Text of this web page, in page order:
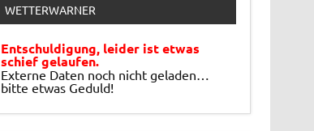
WETTERWARNER
Entschuldigung, leider ist etwas
schief gelaufen.
Externe Daten noch nicht geladen…
bitte etwas Geduld!